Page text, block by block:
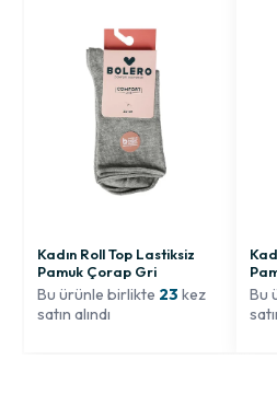
Kadın Roll Top Lastiksiz
Pamuk Çorap Gri
Bu ürünle birlikte 23 kez
satın alındı
Bu